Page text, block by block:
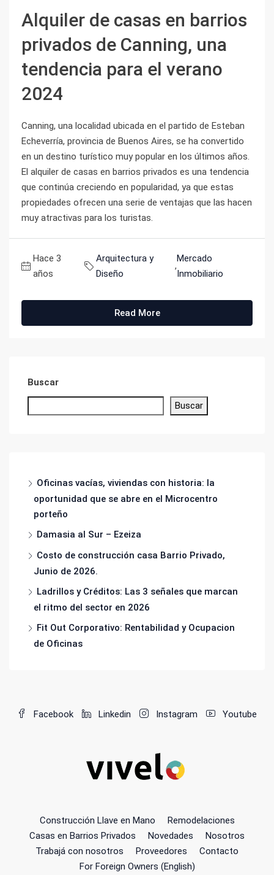
Alquiler de casas en barrios
privados de Canning, una
tendencia para el verano
2024
Canning, una localidad ubicada en el partido de Esteban
Echeverría, provincia de Buenos Aires, se ha convertido
en un destino turístico muy popular en los últimos años.
El alquiler de casas en barrios privados es una tendencia
que continúa creciendo en popularidad, ya que estas
propiedades ofrecen una serie de ventajas que las hacen
muy atractivas para los turistas.
Hace 3
años
Arquitectura y
Diseño
,
Mercado
Inmobiliario
Read More
Buscar
Buscar
Oficinas vacías, viviendas con historia: la
oportunidad que se abre en el Microcentro
porteño
Damasia al Sur – Ezeiza
Costo de construcción casa Barrio Privado,
Junio de 2026.
Ladrillos y Créditos: Las 3 señales que marcan
el ritmo del sector en 2026
Fit Out Corporativo: Rentabilidad y Ocupacion
de Oficinas
Facebook Linkedin Instagram Youtube
Construcción Llave en Mano
Remodelaciones
Casas en Barrios Privados
Novedades
Nosotros
Trabajá con nosotros
Proveedores
Contacto
For Foreign Owners (English)